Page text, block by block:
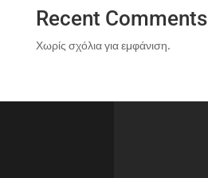
Recent Comments
Χωρίς σχόλια για εμφάνιση.